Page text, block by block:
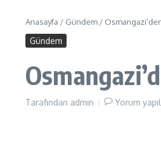
Anasayfa / Gündem /
Gündem
Tarafından admin Yorum